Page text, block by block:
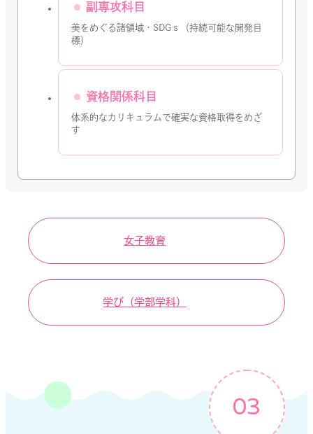
副専攻科目
美をめぐる諸領域・SDGｓ（持続可能な開発目
標）
資格関係科目
体系的なカリキュラムで確実な資格取得をめざ
す
女子教育
学び（学部学科）
03